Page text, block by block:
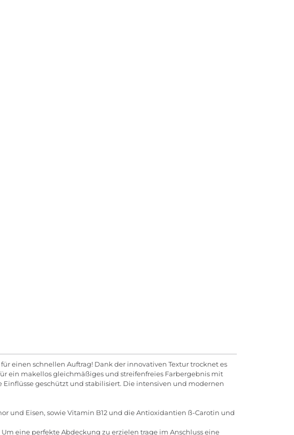
einen schnellen Auftrag! Dank der innovativen Textur trocknet es
ein makellos gleichmäßiges und streifenfreies Farbergebnis mit
geschützt und stabilisiert. Die intensiven und modernen
und Eisen, sowie Vitamin B12 und die Antioxidantien ß-Carotin und
eine perfekte Abdeckung zu erzielen trage im Anschluss eine